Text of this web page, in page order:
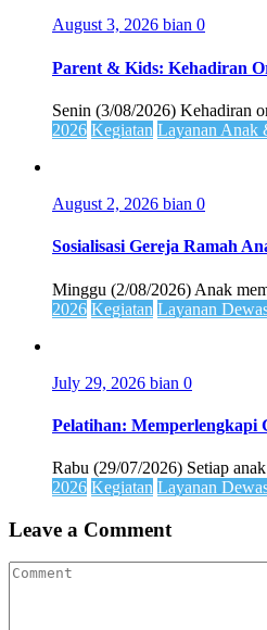
August 3, 2026 bian 0
Parent & Kids: Kehadiran
Senin (3/08/2026) Kehadiran
2026 Kegiatan Layanan Anak
August 2, 2026 bian 0
Sosialisasi Gereja Ramah
Minggu (2/08/2026) Anak
2026 Kegiatan Layanan
July 29, 2026 bian 0
Pelatihan: Memperlengkapi
Rabu (29/07/2026) Setiap
2026 Kegiatan Layanan
Leave a Comment